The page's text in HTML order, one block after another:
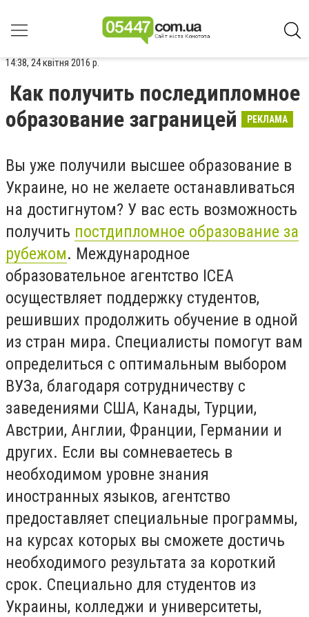
14:38, 24 квітня 2016 р.
Как получить последипломное
образование заграницей
РЕКЛАМА
Вы уже получили высшее образование в
Украине, но не желаете останавливаться
на достигнутом? У вас есть возможность
получить постдипломное образование за
рубежом. Международное
образовательное агентство ICEA
осуществляет поддержку студентов,
решивших продолжить обучение в одной
из стран мира. Специалисты помогут вам
определиться с оптимальным выбором
ВУЗа, благодаря сотрудничеству с
заведениями США, Канады, Турции,
Австрии, Англии, Франции, Германии и
других. Если вы сомневаетесь в
необходимом уровне знания
иностранных языков, агентство
предоставляет специальные программы,
на курсах которых вы сможете достичь
необходимого результата за короткий
срок. Специально для студентов из
Украины, колледжи и университеты,